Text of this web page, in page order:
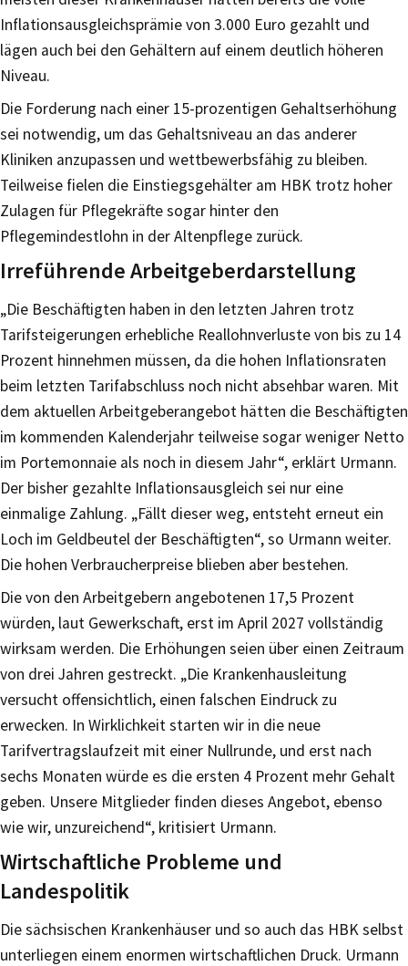
Inflationsausgleichsprämie von 3.000 Euro gezahlt und
lägen auch bei den Gehältern auf einem deutlich höheren
Niveau.
Die Forderung nach einer 15-prozentigen Gehaltserhöhung
sei notwendig, um das Gehaltsniveau an das anderer
Kliniken anzupassen und wettbewerbsfähig zu bleiben.
Teilweise fielen die Einstiegsgehälter am HBK trotz hoher
Zulagen für Pflegekräfte sogar hinter den
Pflegemindestlohn in der Altenpflege zurück.
Irreführende Arbeitgeberdarstellung
„Die Beschäftigten haben in den letzten Jahren trotz
Tarifsteigerungen erhebliche Reallohnverluste von bis zu 14
Prozent hinnehmen müssen, da die hohen Inflationsraten
beim letzten Tarifabschluss noch nicht absehbar waren. Mit
dem aktuellen Arbeitgeberangebot hätten die Beschäftigten
im kommenden Kalenderjahr teilweise sogar weniger Netto
im Portemonnaie als noch in diesem Jahr“, erklärt Urmann.
Der bisher gezahlte Inflationsausgleich sei nur eine
einmalige Zahlung. „Fällt dieser weg, entsteht erneut ein
Loch im Geldbeutel der Beschäftigten“, so Urmann weiter.
Die hohen Verbraucherpreise blieben aber bestehen.
Die von den Arbeitgebern angebotenen 17,5 Prozent
würden, laut Gewerkschaft, erst im April 2027 vollständig
wirksam werden. Die Erhöhungen seien über einen Zeitraum
von drei Jahren gestreckt. „Die Krankenhausleitung
versucht offensichtlich, einen falschen Eindruck zu
erwecken. In Wirklichkeit starten wir in die neue
Tarifvertragslaufzeit mit einer Nullrunde, und erst nach
sechs Monaten würde es die ersten 4 Prozent mehr Gehalt
geben. Unsere Mitglieder finden dieses Angebot, ebenso
wie wir, unzureichend“, kritisiert Urmann.
Wirtschaftliche Probleme und
Landespolitik
Die sächsischen Krankenhäuser und so auch das HBK selbst
unterliegen einem enormen wirtschaftlichen Druck. Urmann